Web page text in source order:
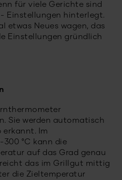
für viele Gerichte sind
Einstellungen hinterlegt.
etwas Neues wagen, das
Einstellungen gründlich
Sie werden automatisch
erkannt. Im
300 °C kann die
auf das Grad genau
das im Grillgut mittig
die Zieltemperatur